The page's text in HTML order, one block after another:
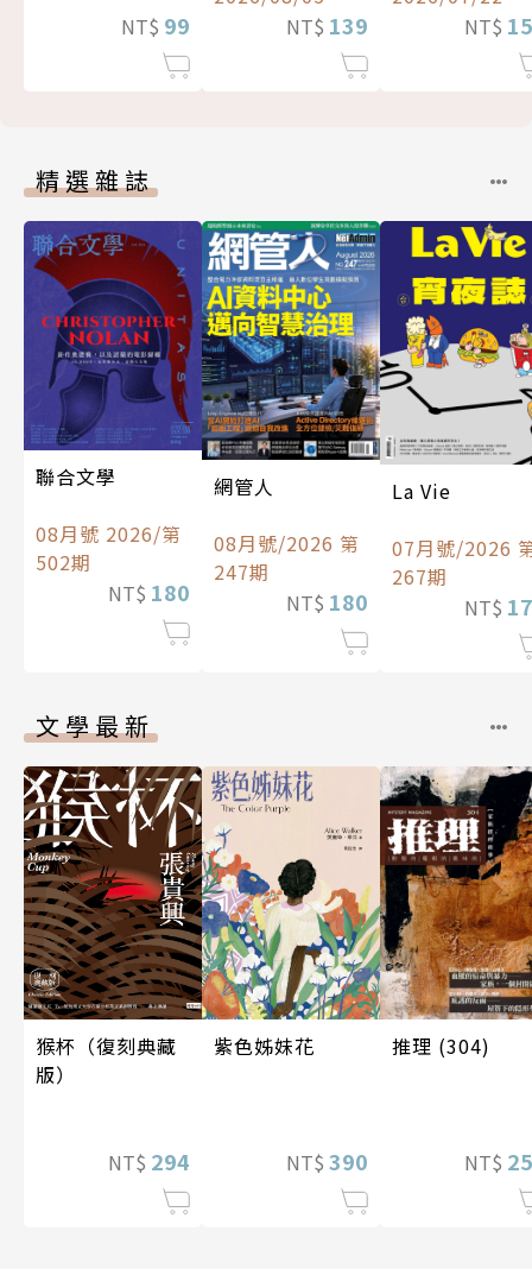
NT$ 99
NT$ 139
NT$
精選雜誌
聯合文學
08月號 2026/第
502期
NT$ 180
網管人
08月號/2026 第
247期
NT$ 180
La Vie
07月號/2026
267期
NT$
文學最新
猴杯（復刻典藏
版）
NT$ 294
紫色姊妹花
NT$ 390
推理 (304)
NT$